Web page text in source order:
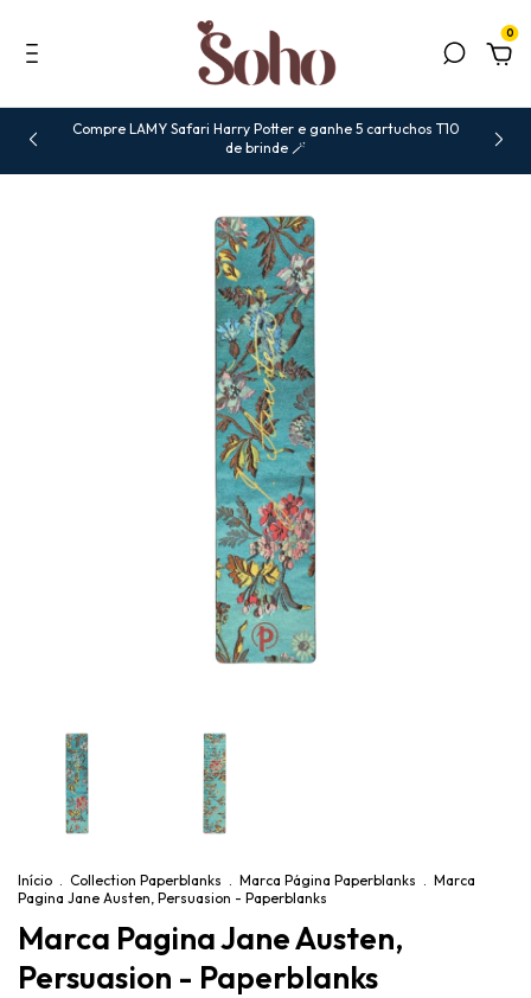
0
Compre LAMY Safari Harry Potter e ganhe 5 cartuchos T10
de brinde 🪄
Início . Collection Paperblanks . Marca Página Paperblanks . Marca
Pagina Jane Austen, Persuasion - Paperblanks
Marca Pagina Jane Austen,
Persuasion - Paperblanks